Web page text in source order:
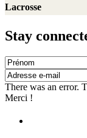
Lacrosse
Stay
Prénom
There was an error.
Merci !